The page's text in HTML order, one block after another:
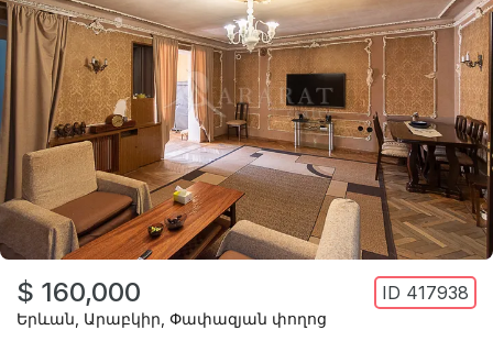
$ 160,000 ID 417938
Երևան Արաբկիր Փափազյան փողոց